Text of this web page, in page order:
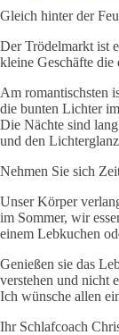
Gleich hinter der
Der Trödelmarkt ist
kleine Geschäfte die
Am romantischsten
die bunten Lichter
Die Nächte sind
und den
Nehmen Sie sich
Unser Körper
im Sommer, wir
einem Lebkuchen
Genießen sie das
verstehen und nicht
Ich wünsche allen
Ihr Schlafcoach